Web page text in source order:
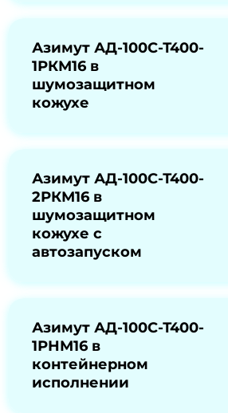
Азимут АД-100С-Т400-
1РКМ16 в
шумозащитном
кожухе
Азимут АД-100С-Т400-
2РКМ16 в
шумозащитном
кожухе с
автозапуском
Азимут АД-100С-Т400-
1РНМ16 в
контейнерном
исполнении